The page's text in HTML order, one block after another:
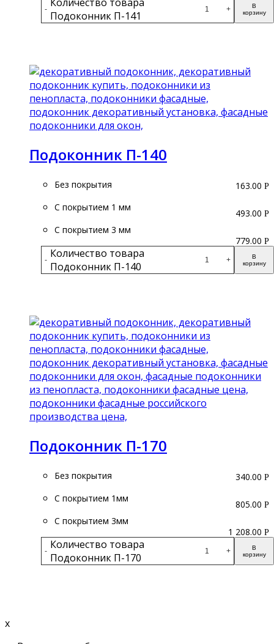
- Подоконник П-141
+
В
корзину
Подоконник П-140
Без покрытия
С покрытием 1 мм
С покрытием 3 мм
- Количество товара
Подоконник П-140
+
В
корзину
163.00 Р
493.00 Р
779.00 Р
Подоконник П-170
Без покрытия
С покрытием 1мм
С покрытием 3мм
- Количество товара
Подоконник П-170
+
В
корзину
340.00 Р
805.00 Р
1 208.00 Р
x